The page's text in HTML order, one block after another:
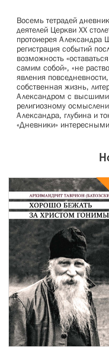
Восемь тетрадей
деятелей Церкви XX
протоиерея
регистрация событий
возможность
самим собой», «не
явления
собственная жизнь,
Александром с высшими
религиозному
Александра, глубина и
«Дневники»